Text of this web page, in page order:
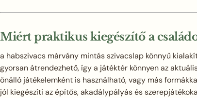
Miért praktikus kiegészítő a
a habszivacs márvány mintás szivacslap könnyű
gyorsan átrendezhető, így a játéktér könnyen az
önálló játékelemként is használható, vagy más
jól kiegészíti az építős, akadálypályás és